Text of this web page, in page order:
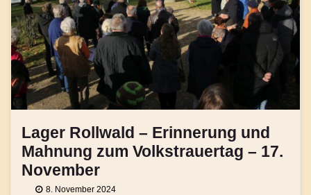
Lager Rollwald – Erinnerung und
Mahnung zum Volkstrauertag – 17.
November
8. November 2024